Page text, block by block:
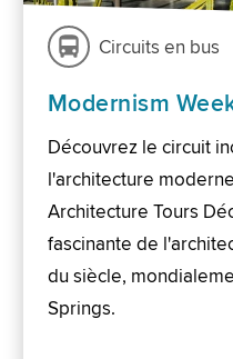
Circuits en bus
Modernism
Découvrez le circuit
l'architecture
Architecture Tours
fascinante de
du siècle,
Springs.